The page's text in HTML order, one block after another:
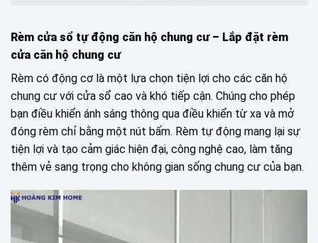
Rèm cửa sổ tự động căn hộ chung cư – Lắp đặt rèm
cửa căn hộ chung cư
Rèm có động cơ là một lựa chọn tiện lợi cho các căn hộ
chung cư với cửa sổ cao và khó tiếp cận. Chúng cho phép
bạn điều khiển ánh sáng thông qua điều khiển từ xa và mở
đóng rèm chỉ bằng một nút bấm. Rèm tự động mang lại sự
tiện lợi và tạo cảm giác hiện đại, công nghệ cao, làm tăng
thêm vẻ sang trọng cho không gian sống chung cư của bạn.